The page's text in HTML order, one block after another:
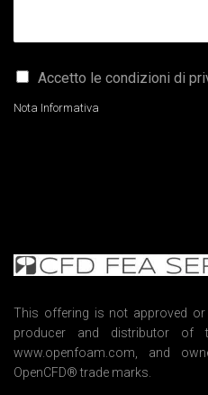
G
P
e
n
*
Accetto le condizioni di
Nota Informativa
This offering is not approved or
producer and distributor of
www.openfoam.com, and
OpenCFD® trade marks.